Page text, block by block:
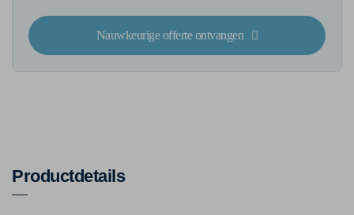
Nauwkeurige offerte ontvangen
Productdetails